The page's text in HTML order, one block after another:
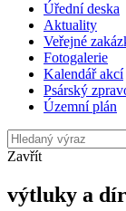
Úřední deska
Aktuality
Veřejné
Fotogalerie
Kalendář akcí
Psárský
Územní plán
Zavřít
výtluky a